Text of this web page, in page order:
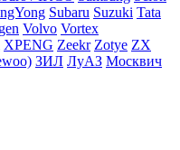
Subaru Suzuki Tata
Volvo Vortex
XPENG Zeekr Zotye ZX
ЗИЛ ЛуАЗ Москвич